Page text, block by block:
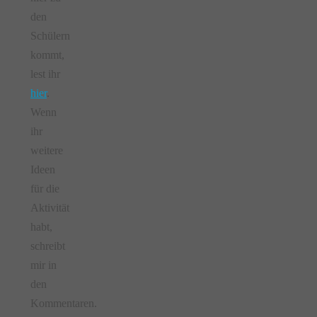
den
Schülern
kommt,
lest ihr
hier.
Wenn
weitere
Ideen
für die
Aktivität
habt,
schreibt
mir in
den
Kommentaren.